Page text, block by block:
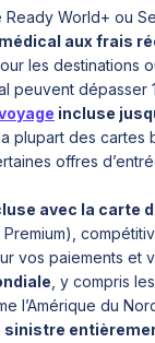
World+ ou
aux frais
les destinations
peuvent dépasser
incluse
plupart des cartes
offres
avec la carte
vos paiements et
, y compris
l’Amérique du
sinistre